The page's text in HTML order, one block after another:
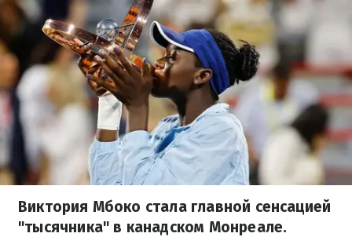
Виктория Мбоко стала главной сенсацией
"тысячника" в канадском Монреале.